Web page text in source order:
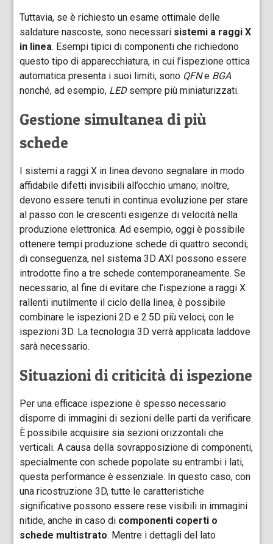
Tuttavia, se è richiesto un esame ottimale delle
saldature nascoste, sono necessari sistemi a raggi X
in linea. Esempi tipici di componenti che richiedono
questo tipo di apparecchiatura, in cui l’ispezione ottica
automatica presenta i suoi limiti, sono QFNe BGA
nonché, ad esempio, LED sempre più miniaturizzati.
Gestione simultanea di più
schede
I sistemi a raggi X in linea devono segnalare in modo
affidabile difetti invisibili all’occhio umano; inoltre,
devono essere tenuti in continua evoluzione per stare
al passo con le crescenti esigenze di velocità nella
produzione elettronica. Ad esempio, oggi è possibile
ottenere tempi produzione schede di quattro secondi;
di conseguenza, nel sistema 3D AXI possono essere
introdotte fino a tre schede contemporaneamente. Se
necessario, al fine di evitare che l’ispezione a raggi X
rallenti inutilmente il ciclo della linea, è possibile
combinare le ispezioni 2D e 2.5D più veloci, con le
ispezioni 3D. La tecnologia 3D verrà applicata laddove
sarà necessario.
Situazioni di criticità di ispezione
Per una efficace ispezione è spesso necessario
disporre di immagini di sezioni delle parti da verificare.
È possibile acquisire sia sezioni orizzontali che
verticali. A causa della sovrapposizione di componenti,
specialmente con schede popolate su entrambi i lati,
questa performance è essenziale. In questo caso, con
una ricostruzione 3D, tutte le caratteristiche
significative possono essere rese visibili in immagini
nitide, anche in caso di componenti coperti o
schede multistrato. Mentre i dettagli del lato